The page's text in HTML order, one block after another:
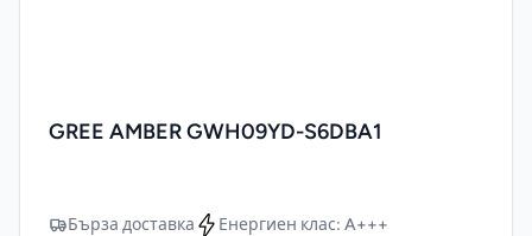
GREE AMBER GWH09YD-S6DBA1
Бърза доставка Енергиен клас: A+++